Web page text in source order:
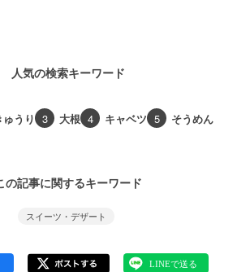
人気の検索キーワード
ゅうり 3 大根 4 キャベツ 5 そうめん
の記事に関するキーワード
スイーツ・デザート